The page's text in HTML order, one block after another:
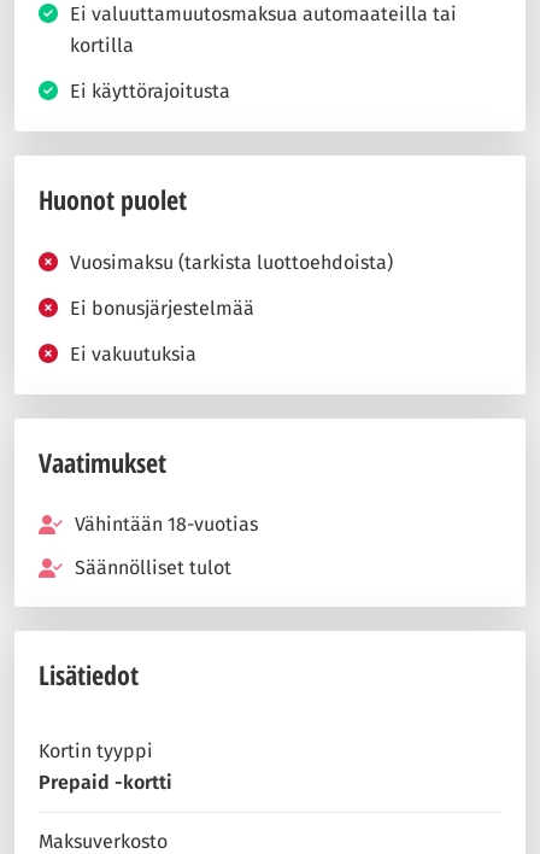
Ei valuuttamuutosmaksua automaateilla tai
kortilla
Ei käyttörajoitusta
Huonot puolet
Vuosimaksu (tarkista luottoehdoista)
Ei bonusjärjestelmää
Ei vakuutuksia
Vaatimukset
Vähintään 18-vuotias
Säännölliset tulot
Lisätiedot
Kortin tyyppi
Prepaid -kortti
Maksuverkosto